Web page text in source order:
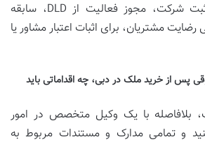
مدارکی نظیر گواهی ثبت شرکت، مجوز فعالیت از DLD، سابقه
مشتریان، برای اثبات اعتبار مشاور یا
پس از خرید ملک در دبی، چه اقداماتی باید
بلافاصله با یک وکیل متخصص در امور
و تمامی مدارک و مستندات مربوط به